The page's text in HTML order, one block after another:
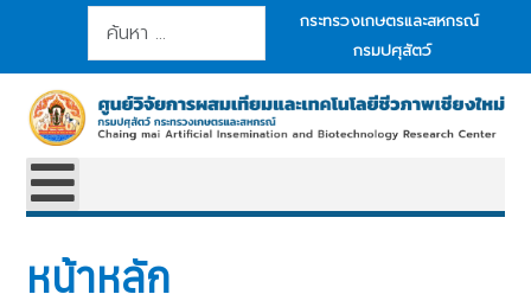
การค้นหา
กระทรวงเกษตรและสหกรณ์
กรมปศุสัตว์
หน้าหลัก